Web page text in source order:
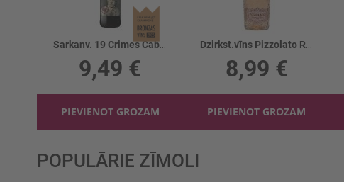
Sarkanv. 19 Crimes Cab. Sauv. 13.5%
9,49 €
PIEVIENOT GROZAM
Dzirkst.vīns Pizzolato Rose Spumante 11%
8,99 €
PIEVIENOT GROZAM
POPULĀRIE ZĪMOLI